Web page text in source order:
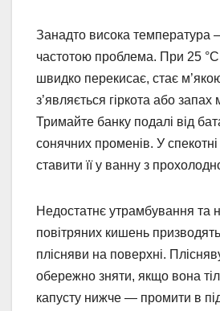
Занадто висока температура
частотою проблема. При 25 °C
швидко перекисає, стає
з’являється гіркота або запах
Тримайте банку подалі від
сонячних променів. У
ставити її у ванну з
Недостатнє утрамбування та
повітряних кишень
плісняви на поверхні.
обережно зняти, якщо вона
капусту нижче — промити в